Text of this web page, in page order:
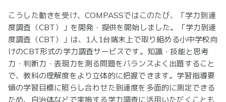
こうした動きを受け、COMPASSではこのたび、「学力到達
度調査（CBT）」を開発・提供を開始しました。「学力到達
度調査（CBT）」は、1人1台端末上で取り組める小中学校向
けのCBT形式の学力調査サービスです。知識・技能と思考
力・判断力・表現力を測る問題をバランスよく出題すること
で、教科の理解度をより立体的に把握できます。学習指導要
領の学習目標に照らし合わせた到達度を多面的に測定できる
ため、自治体などで実施する学力調査に活用いただくことも